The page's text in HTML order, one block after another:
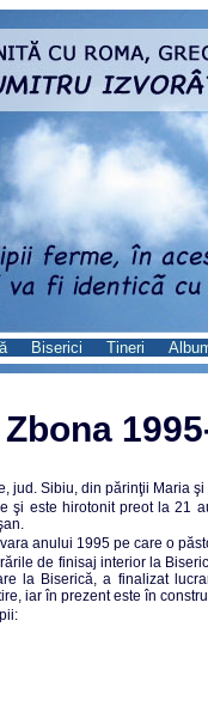
Biserici Tineri
jud. Sibiu, din părinţii Maria şi
şi este hirotonit preot la 21
anului 1995 pe care o
de finisaj interior la
la Biserică, a finalizat
iar în prezent este în